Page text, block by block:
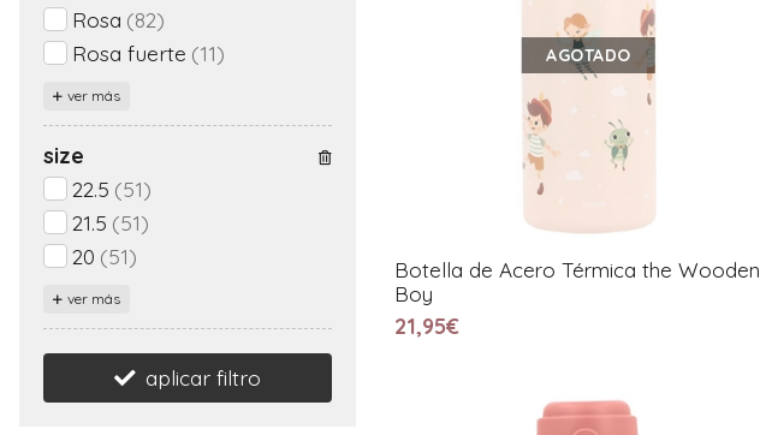
AGOTADO
Botella de Acero Térmica the Wooden
Boy
21,95€
Rosa (82)
Rosa fuerte (11)
ver más
size
22.5 (51)
21.5 (51)
20 (51)
ver más
aplicar filtro